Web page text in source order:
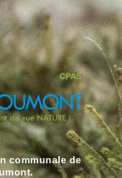
communale de